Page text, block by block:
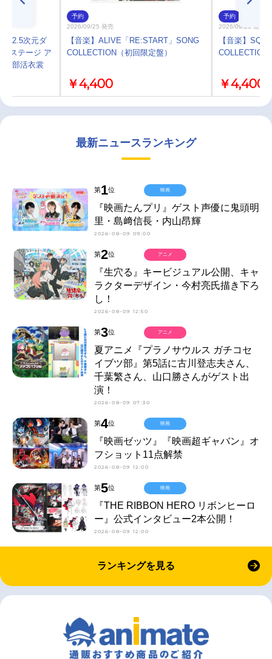
】2.5次元ダ
ステージ ア
／部活衣裳
予約
2026/09/25 発売
【音楽】ALIVE「RE:START」SONG
COLLECTION（初回限定盤）
￥4,400
予約
2026/09/25 発売
【音楽】SQ
COLLECTION
￥4,400
最新ニュースランキング
第1位
『映画たんプリ』ゲスト声優に鬼頭明
里・島﨑信長・内山昂輝
2026-08-09 09:00
映画
第2位
『生穴る』キービジュアル公開、キャ
ラクターデザイン・今村亮氏描き下ろ
し！
2026-08-09 12:50
アニメ
第3位
夏アニメ『プラノサウルス ガチコセ
イブツ部』第5話に古川登志夫さん、
千葉繁さん、山口勝さんがゲスト出
演！
2026-08-09 07:30
アニメ
第4位
『映画ゼッツ』『映画超ギャバン』オ
フショット11点解禁
2026-08-09 12:00
映画
第5位
『THE RIBBON HERO リボンヒーロ
ー』公式インタビュー2本公開！
2026-08-09 12:00
映画
ランキングを見る